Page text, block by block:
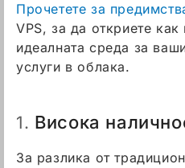
Прочетете за
VPS, за да откриете
идеалната среда за
услуги в облака.
1. Висока
За разлика от